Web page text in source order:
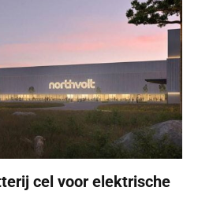
cel voor elektrische